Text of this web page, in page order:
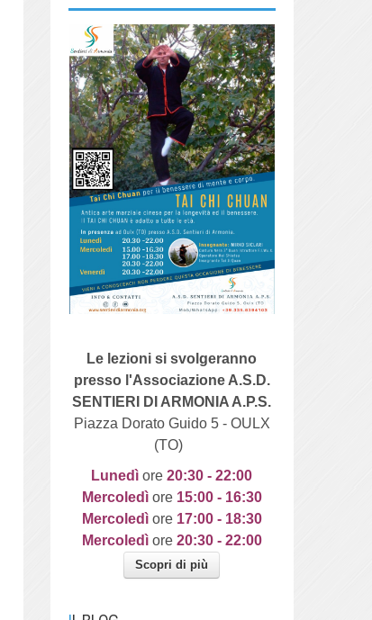
Le lezioni si svolgeranno
presso l'Associazione A.S.D.
SENTIERI DI ARMONIA A.P.S.
Piazza Dorato Guido 5 - OULX
(TO)
Lunedìore 20:30 - 22:00
Mercoledì ore 15:00 - 16:30
Mercoledì ore 17:00 - 18:30
Mercoledì ore 20:30 - 22:00
Scopri di più